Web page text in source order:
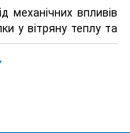
механічних впливів
у вітряну теплу та